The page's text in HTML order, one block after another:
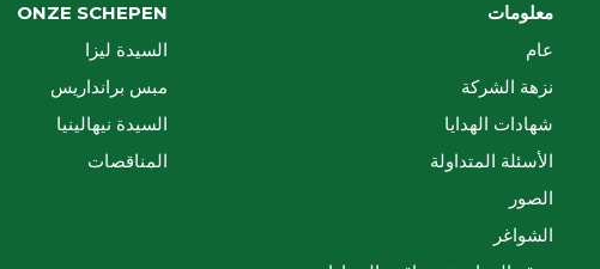
معلومات
عام
نزهة الشركة
شهادات الهدايا
الأسئلة المتداولة
الصور
الشواغر
ONZE SCHEPEN
السيدة ليزا
مبس برانداريس
السيدة نيهالينيا
المناقصات